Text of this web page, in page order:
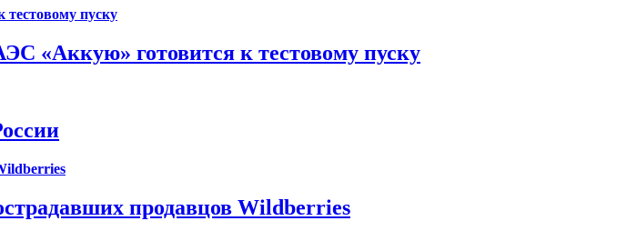
«Аккую» готовится к тестовому пуску
продавцов Wildberries